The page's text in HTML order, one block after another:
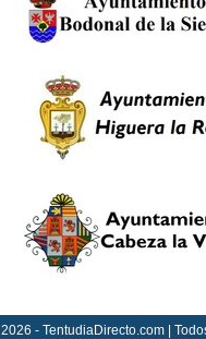
- TentudiaDirecto.com |